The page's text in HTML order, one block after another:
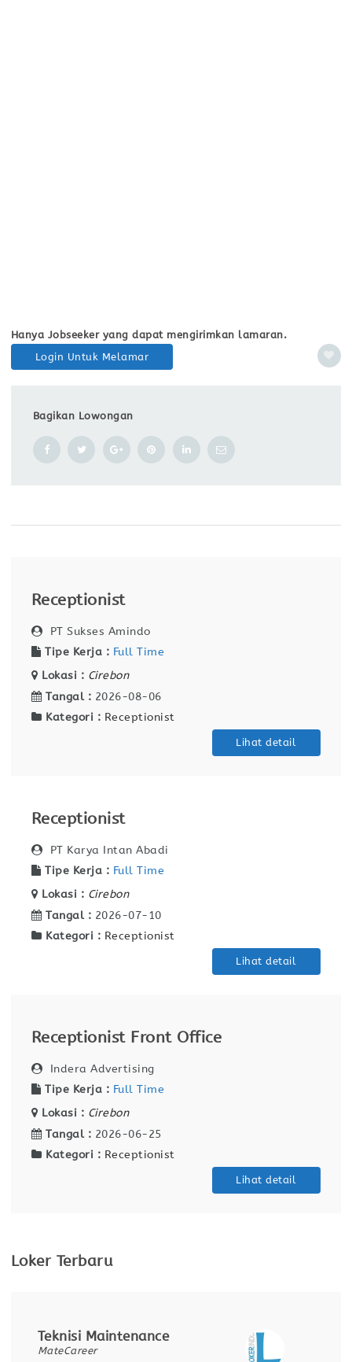
Hanya Jobseeker yang dapat mengirimkan lamaran.
Login Untuk Melamar
Bagikan Lowongan
Receptionist
PT Sukses Amindo
Tipe Kerja : Full Time
Lokasi : Cirebon
Tangal : 2026-08-06
Kategori : Receptionist
Lihat detail
Receptionist
PT Karya Intan Abadi
Tipe Kerja : Full Time
Lokasi : Cirebon
Tangal : 2026-07-10
Kategori : Receptionist
Lihat detail
Receptionist Front Office
Indera Advertising
Tipe Kerja : Full Time
Lokasi : Cirebon
Tangal : 2026-06-25
Kategori : Receptionist
Lihat detail
Loker Terbaru
Teknisi Maintenance
MateCareer